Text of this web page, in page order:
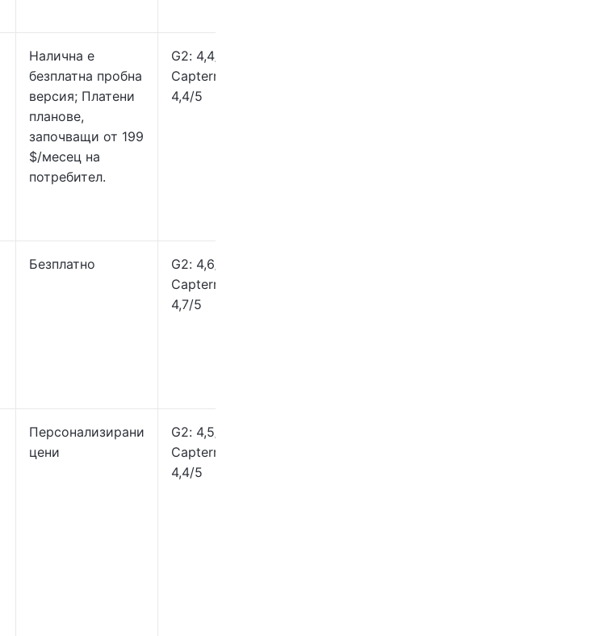
Налична е
безплатна пробна
версия; Платени
планове,
започващи от 199
$/месец на
потребител.
G2: 4,4/5,
Capterra:
4,4/5
Безплатно
G2: 4,6/5,
Capterra:
4,7/5
Персонализирани
цени
G2: 4,5/5,
Capterra:
4,4/5